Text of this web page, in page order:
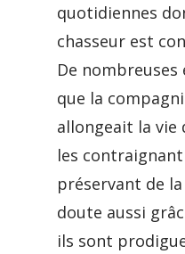
quotidiennes
chasseur est
De
que la
allongeait la vie
les
préservant de
doute aussi
ils sont